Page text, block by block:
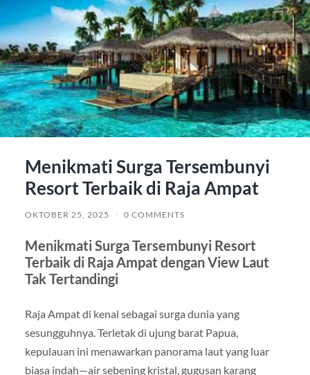
Menikmati Surga Tersembunyi
Resort Terbaik di Raja Ampat
OKTOBER 25, 2025 / 0 COMMENTS
Menikmati Surga Tersembunyi Resort
Terbaik di Raja Ampat dengan View Laut
Tak Tertandingi
Raja Ampat di kenal sebagai surga dunia yang
sesungguhnya. Terletak di ujung barat Papua,
kepulauan ini menawarkan panorama laut yang luar
biasa indah—air sebening kristal, gugusan karang